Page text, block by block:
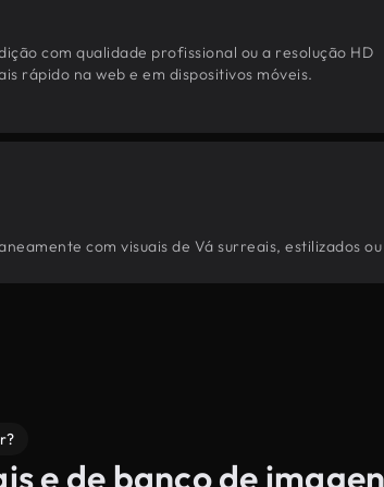
com qualidade profissional ou a resolução HD
rápido na web e em dispositivos móveis.
com visuais de Vá surreais, estilizados
e de banco de